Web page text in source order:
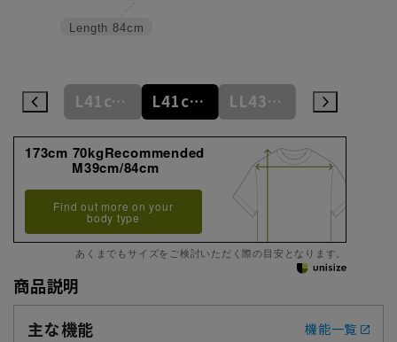
Length 84cm
L41cm/84cm L41cm/86cm L41cm/88cm LL43cm/82cm
173cm 70kgRecommended
M39cm/84cm
Find out more on your
body type
あくまでもサイズをご検討いただく際の目安となります。
商品説明
主な機能
機能一覧